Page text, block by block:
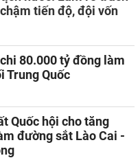
tiến độ, đội vốn
80.000 tỷ đồng làm
Trung Quốc
Quốc hội cho tăng
đường sắt Lào Cai -